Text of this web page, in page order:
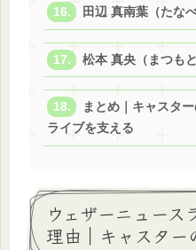
田辺 真南葉（たな
松本 真央（まつもと
まとめ｜キャスタ
ライブを支える
ウェザーニュース
理由｜キャスター